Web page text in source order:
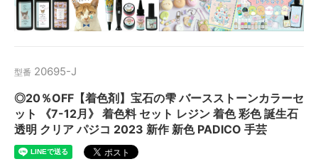
型番 20695-J
◎20％OFF【着色剤】宝石の雫 バースストーンカラーセ
ット 《7-12月》 着色料 セット レジン 着色 彩色 誕生石
透明 クリア パジコ 2023 新作 新色 PADICO 手芸